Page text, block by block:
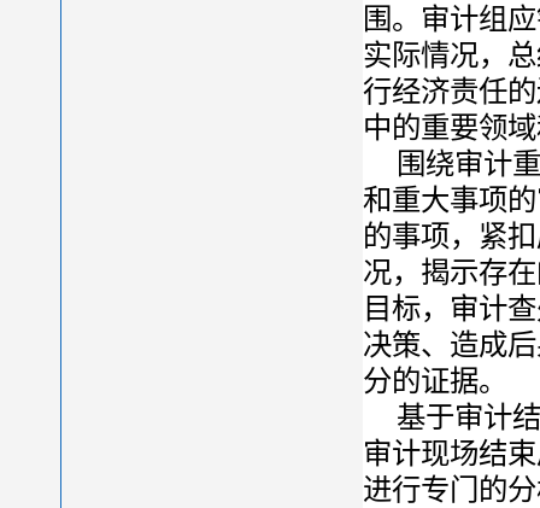
围。审计组
实际情况，
行经济责任
中的重要领
围绕审计
和重大事项
的事项，紧
况，揭示存
目标，审计
决策、造成
分的证据。
基于审计
审计现场结
进行专门的